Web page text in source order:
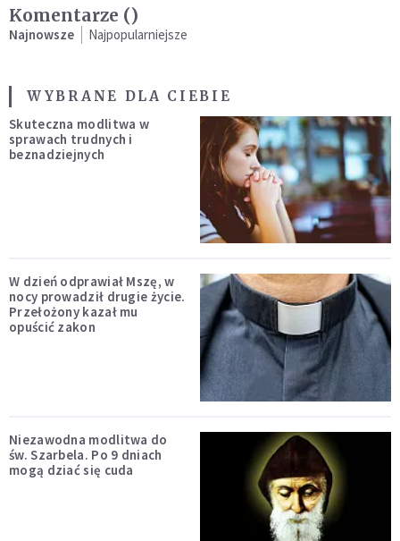
Komentarze ()
Najnowsze Najpopularniejsze
WYBRANE DLA CIEBIE
Skuteczna modlitwa w
sprawach trudnych i
beznadziejnych
W dzień odprawiał Mszę, w
nocy prowadził drugie życie.
Przełożony kazał mu
opuścić zakon
Niezawodna modlitwa do
św. Szarbela. Po 9 dniach
mogą dziać się cuda